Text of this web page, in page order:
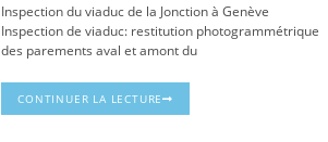
Inspection du viaduc de la Jonction à Genève
Inspection de viaduc: restitution photogrammétrique
des parements aval et amont du
CONTINUER LA LECTURE